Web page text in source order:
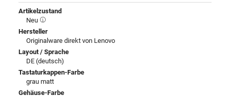
Artikelzustand
Neu
Hersteller
Originalware direkt von Lenovo
Layout / Sprache
DE (deutsch)
Tastaturkappen-Farbe
grau matt
Gehäuse-Farbe